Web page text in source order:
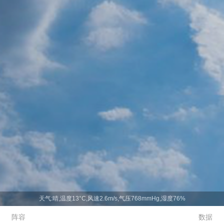
天气:晴,温度13°C,风速2.6m/s,气压768mmHg,湿度76%
阵容 数据